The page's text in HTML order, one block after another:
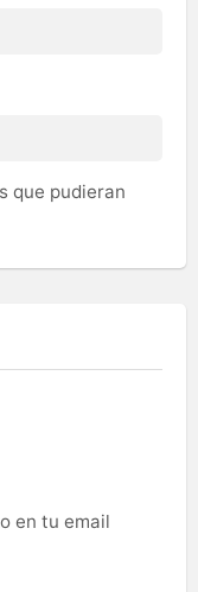
que pudieran
en tu email